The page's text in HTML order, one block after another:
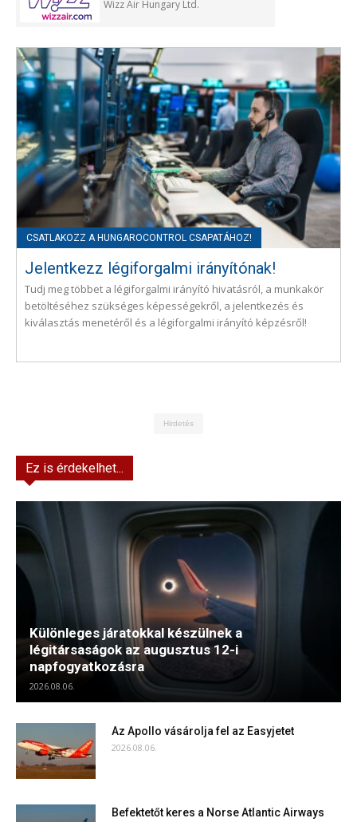
Wizz Air Hungary Ltd.
Jelentkezz légiforgalmi irányítónak!
Tudj meg többet a légiforgalmi irányító hivatásról, a munkakör
betöltéséhez szükséges képességekről, a jelentkezés és
kiválasztás menetéről és a légiforgalmi irányító képzésről!
Hirdetés
Ez is érdekelhet...
Különleges járatokkal készülnek a
légitársaságok az augusztus 12-i
napfogyatkozásra
2026.08.06.
Az Apollo vásárolja fel az Easyjetet
2026.08.06.
Befektetőt keres a Norse Atlantic Airways